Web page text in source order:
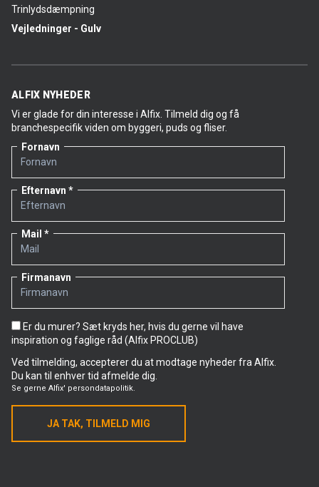
Trinlydsdæmpning
Vejledninger - Gulv
ALFIX NYHEDER
Vi er glade for din interesse i Alfix. Tilmeld dig og få
branchespecifik viden om byggeri, puds og fliser.
Fornavn
Efternavn
Mail
Firmanavn
Er du murer? Sæt kryds her, hvis du gerne vil have
inspiration og faglige råd (Alfix PROCLUB)
Ved tilmelding, accepterer du at modtage nyheder fra Alfix.
Du kan til enhver tid afmelde dig.
Se gerne Alfix' persondatapolitik.
JA TAK, TILMELD MIG